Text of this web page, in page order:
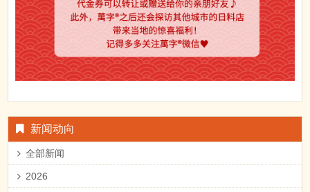
新闻动向
全部新闻
2026